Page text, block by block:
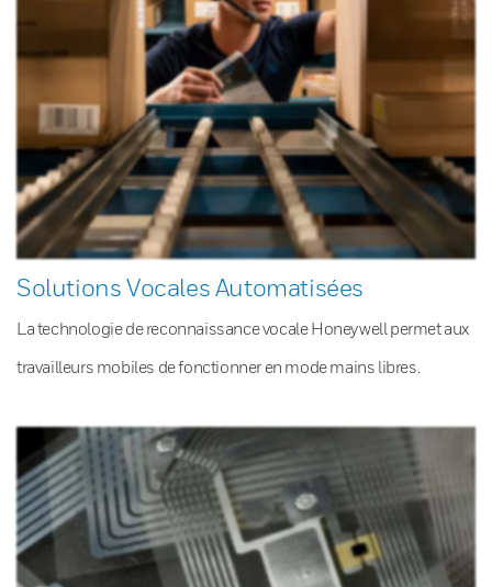
Solutions Vocales Automatisées
La technologie de reconnaissance vocale Honeywell permet aux
travailleurs mobiles de fonctionner en mode mains libres.